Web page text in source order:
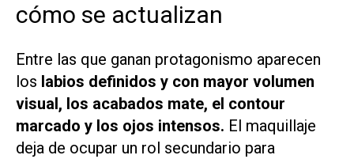
cómo se actualizan
Entre las que ganan protagonismo aparecen
los labios definidos y con mayor volumen
visual, los acabados mate, el contour
marcado y los ojos intensos. El maquillaje
deja de ocupar un rol secundario para